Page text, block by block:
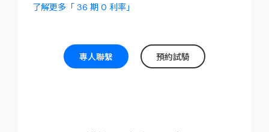
了解更多「 36 期 0 利率」
專人聯繫 預約試騎